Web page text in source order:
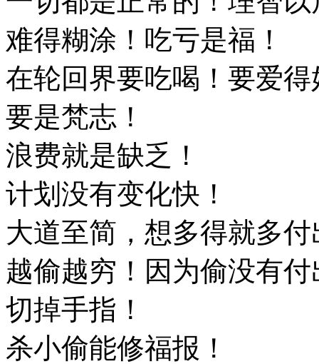
难得糊涂！吃亏是福！
在轮回界要吃喝！要爱得
要是梵志！
浪费就是缺乏！
计划没有变化快！
大道至简，想多得就多付
越偷越穷！因为偷没有
切掉手指！
杀小偷能修福报！